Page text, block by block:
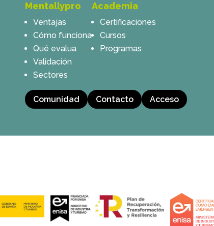
Mentallypro
Ventajas
Cómo funciona
Qué evalua
Validación
Sectores
Academia
Certificaciones
Cursos
Programas
Comunidad Contacto Acceso